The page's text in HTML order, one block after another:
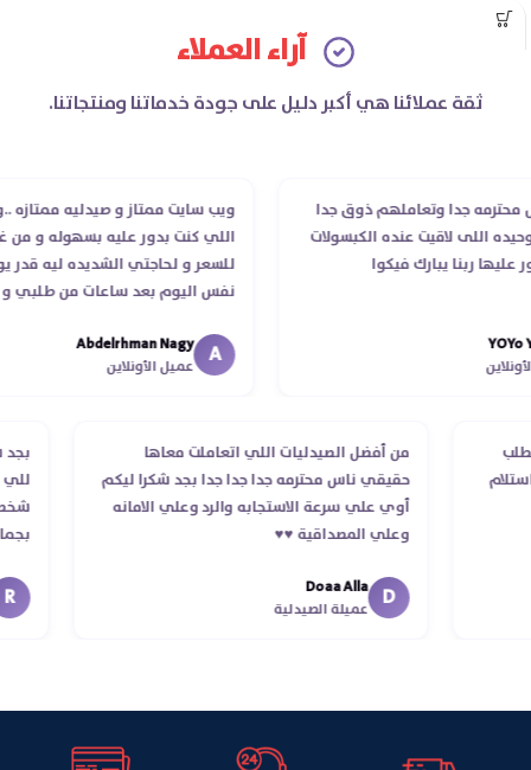
آراء العملاء
ثقة عملائنا هي أكبر دليل على جودة خدماتنا ومنتجاتنا.
جدا وتعاملهم ذوق جدا
اللى لاقيت عنده الكبسولات
ربنا يبارك فيكوا
ويب سايت ممتاز و صيدليه ممتازه
اللي كنت بدور عليه بسهوله و من غير
للسعر و لحاجتي الشديده ليه قدر
نفس اليوم بعد ساعات من طلبي و
انتهاء موعد عمله ..فضل يتابع معايا
استلمت ..شكرا جزيلا ليكم
A
Abdelrhman Nagy
عميل الأونلاين
استلام
من أفضل الصيدليات اللي اتعاملت معاها
حقيقي ناس محترمه جدا جدا جدا بجد شكرا ليكم
أوي علي سرعة الاستجابه والرد وعلي الامانه
وعلي المصداقية ♥️♥️‏
D
Doaa Alla
عميلة الصيدلية